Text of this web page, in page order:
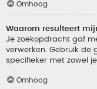
Omhoog
Waarom resulteert
Je zoekopdracht gaf
verwerken. Gebruik de
specifieker met zowel
Omhoog